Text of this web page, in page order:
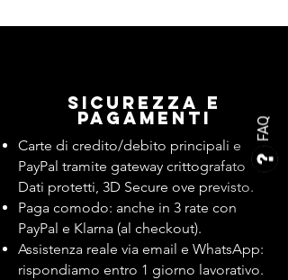
FAQ
Sicurezza e
pagamenti
Carte di credito/debito principali e
PayPal tramite gateway crittografato.
Dati protetti, 3D Secure ove previsto.
Paga comodo: anche in 3 rate con
PayPal e Klarna (al checkout).
Assistenza reale via email e WhatsApp:
rispondiamo entro 1 giorno lavorativo.